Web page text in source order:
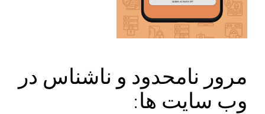
مرور نامحدود و ناشناس در
وب سایت ها: